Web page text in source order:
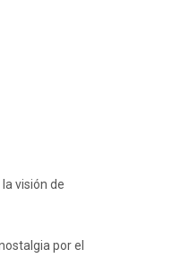
visión de
por el